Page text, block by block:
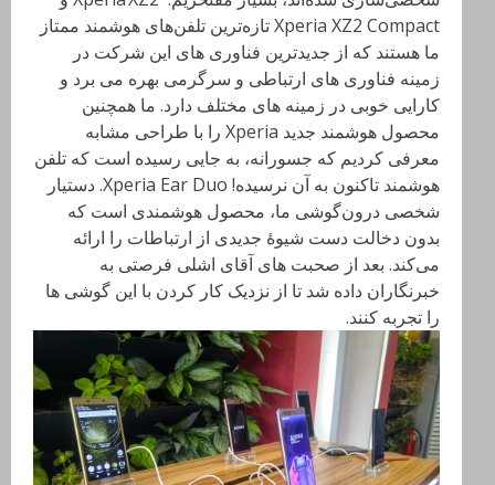
Xperia XZ2 Compact تازه‌ترین تلفن‌های هوشمند ممتاز
ما هستند که از جدیدترین فناوری های این شرکت در
زمینه فناوری های ارتباطی و سرگرمی بهره می برد و
کارایی خوبی در زمینه های مختلف دارد. ما همچنین
محصول هوشمند جدید Xperia را با طراحی مشابه
معرفی کردیم که جسورانه، به جایی رسیده است که تلفن
هوشمند تاکنون به آن نرسیده! Xperia Ear Duo. دستیار
شخصی درون‌گوشی ما، محصول هوشمندی است که
بدون دخالت دست شیوهٔ جدیدی از ارتباطات را ارائه
می‌کند. بعد از صحبت های آقای اشلی فرصتی به
خبرنگاران داده شد تا از نزدیک کار کردن با این گوشی ها
را تجربه کنند.